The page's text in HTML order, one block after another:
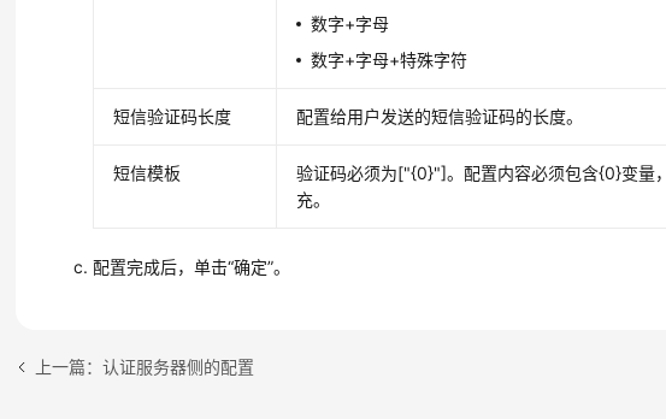
数字+字母
数字+字母+特殊字符
短信验证码长度 配置给用户发送的短信验证码的长度。
短信模板
验证码必须为["{0}"]。配置内容必须包含{0}变量
充。
配置完成后，单击“确定”。
上一篇：认证服务器侧的配置